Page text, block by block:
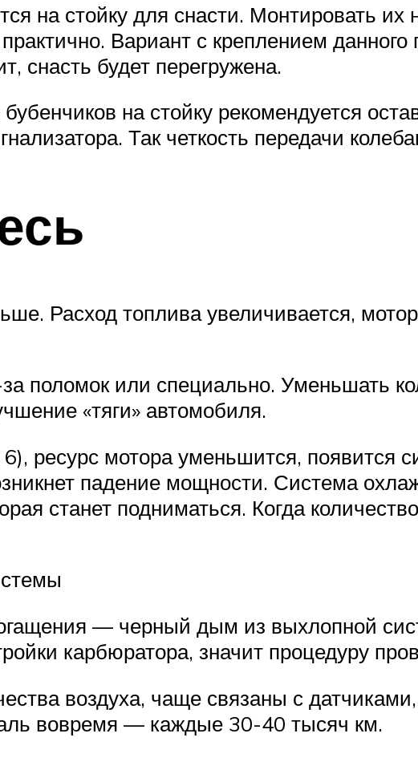
на стойку для снасти. Монтировать
Вариант с креплением
снасть будет перегружена.
на стойку рекомендуется
Так четкость передачи
Расход топлива увеличивается,
поломок или специально. Уменьшать
«тяги» автомобиля.
ресурс мотора уменьшится, появится
падение мощности. Система
станет подниматься. Когда
— черный дым из выхлопной
карбюратора, значит процедуру
воздуха, чаще связаны с
вовремя — каждые 30-40 тысяч км.